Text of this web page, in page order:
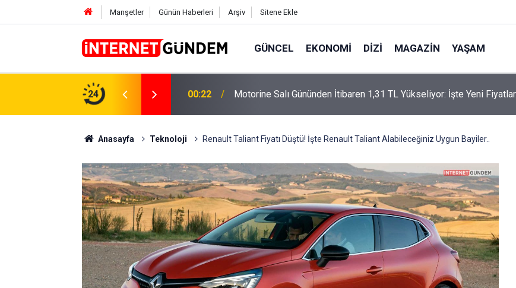
Manşetler Günün Haberleri Arşiv Sitene Ekle
GÜNCEL EKONOMI DIZI MAGAZIN YAŞAM
24
TL Yükseliyor: İşte Yeni Fiyatlar.. 15:58
Neşet Ertaş’a “Bozkırın Tezenesi” Lakabını Kim Verdi? Beyaz’la Joker
Sorusunun Cevabı Merak Edildi
Anasayfa Teknoloji Renault Taliant Fiyatı Düştü! İşte Renault Taliant Alabileceğiniz Uygun Bayiler..